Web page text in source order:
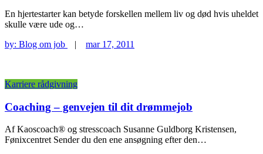
En hjertestarter kan betyde forskellen mellem liv og død hvis uheldet
skulle være ude og…
by: Blog om job | mar 17, 2011
Karriere rådgivning
Coaching – genvejen til dit drømmejob
Af Kaoscoach® og stresscoach Susanne Guldborg Kristensen,
Fønixcentret Sender du den ene ansøgning efter den…